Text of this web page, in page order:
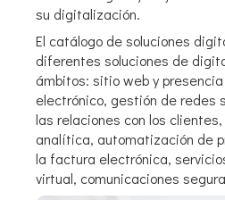
su digitalización.
El catálogo de soluciones
diferentes soluciones de
ámbitos: sitio web y
electrónico, gestión de redes
las relaciones con los
analítica, automatización de
la factura electrónica,
virtual, comunicaciones